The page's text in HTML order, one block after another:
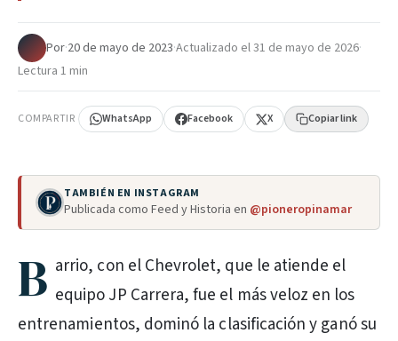
Por·20 de mayo de 2023·Actualizado el31 de mayo de 2026·
Lectura 1 min
COMPARTIR WhatsApp Facebook X Copiar link
TAMBIÉN EN INSTAGRAM
Publicada como Feed y Historia en @pioneropinamar
B arrio, con el Chevrolet, que le atiende el
equipo JP Carrera, fue el más veloz en los
entrenamientos, dominó la clasificación y ganó su